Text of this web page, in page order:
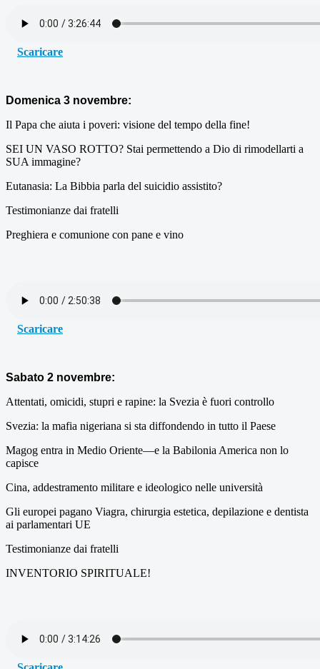
Scaricare
Domenica 3 novembre:
Il Papa che aiuta i poveri: visione del tempo della fine!
SEI UN VASO ROTTO? Stai permettendo a Dio di rimodellarti a
SUA immagine?
Eutanasia: La Bibbia parla del suicidio assistito?
Testimonianze dai fratelli
Preghiera e comunione con pane e vino
Scaricare
Sabato 2 novembre:
Attentati, omicidi, stupri e rapine: la Svezia è fuori controllo
Svezia: la mafia nigeriana si sta diffondendo in tutto il Paese
Magog entra in Medio Oriente—e la Babilonia America non lo
capisce
Cina, addestramento militare e ideologico nelle università
Gli europei pagano Viagra, chirurgia estetica, depilazione e dentista
ai parlamentari UE
Testimonianze dai fratelli
INVENTORIO SPIRITUALE!